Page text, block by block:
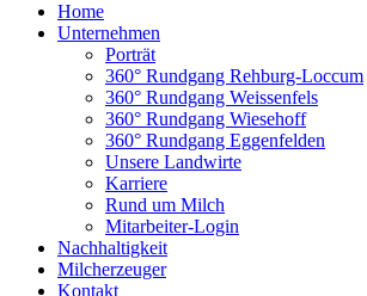
Home
Unternehmen
Porträt
360° Rundgang Rehburg-Loccum
360° Rundgang Weissenfels
360° Rundgang Wiesehoff
360° Rundgang Eggenfelden
Unsere Landwirte
Karriere
Rund um Milch
Mitarbeiter-Login
Nachhaltigkeit
Milcherzeuger
Kontakt